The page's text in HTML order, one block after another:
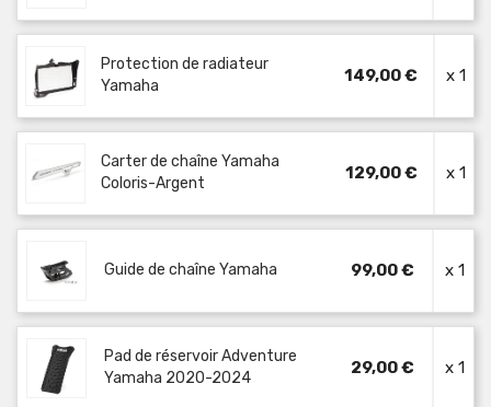
Protection de radiateur
Yamaha
149,00 € x 1
Carter de chaîne Yamaha
Coloris-Argent
129,00 € x 1
Guide de chaîne Yamaha 99,00 € x 1
Pad de réservoir Adventure
Yamaha 2020-2024
29,00 € x 1